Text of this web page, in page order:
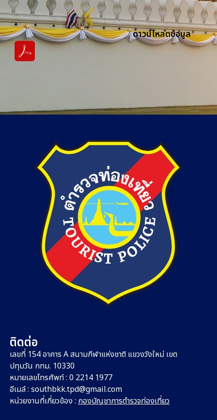
ดาวน์โหลดข้อมูล
ติดต่อ
เลขที่ 154 อาคาร A สนามกีฬาแห่งชาติ แขวงวังใหม่ เขต
ปทุมวัน กทม. 10330
หมายเลขโทรศัพท์ : 0 2214 1977
อีเมล์ : southbkk.tpd@gmail.com
หน่วยงานที่เกี่ยวข้อง : กองบัญชาการตำรวจท่องเที่ยว